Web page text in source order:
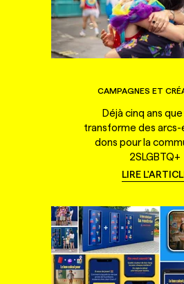
CAMPAGNES ET
Déjà cinq ans
transforme des arcs-
dons pour la
2SLGBTQ+
LIRE